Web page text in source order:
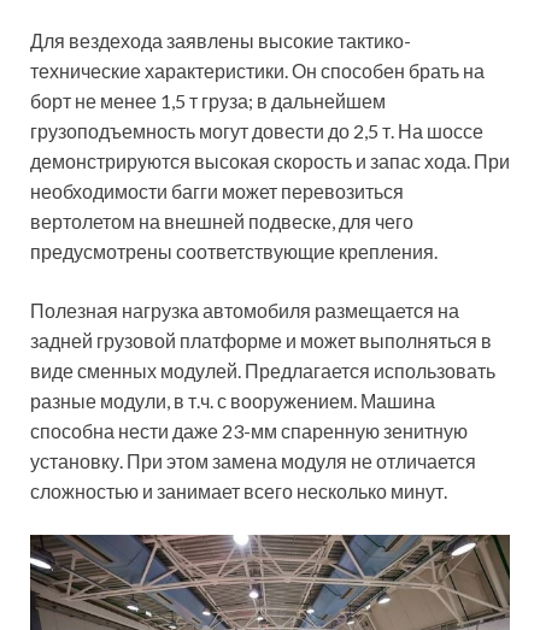
Для вездехода заявлены высокие тактико-
технические характеристики. Он способен брать на
борт не менее 1,5 т груза; в дальнейшем
грузоподъемность могут довести до 2,5 т. На шоссе
демонстрируются высокая скорость и запас хода. При
необходимости багги может перевозиться
вертолетом на внешней подвеске, для чего
предусмотрены соответствующие крепления.
Полезная нагрузка автомобиля размещается на
задней грузовой платформе и может выполняться в
виде сменных модулей. Предлагается использовать
разные модули, в т.ч. с вооружением. Машина
способна нести даже 23-мм спаренную зенитную
установку. При этом замена модуля не отличается
сложностью и занимает всего несколько минут.